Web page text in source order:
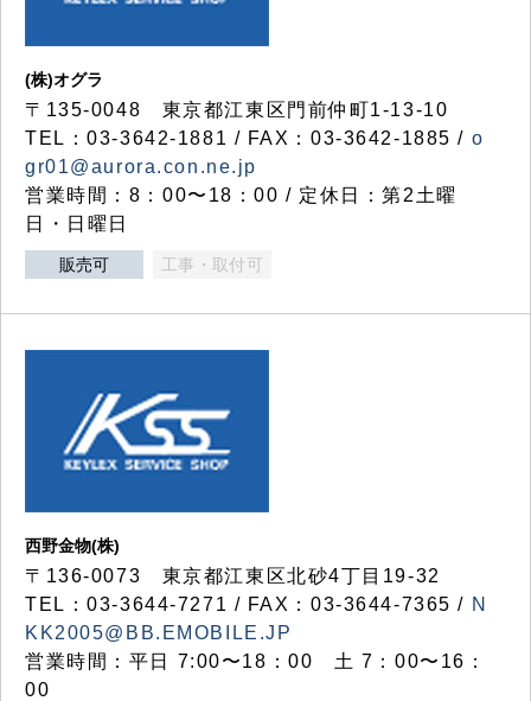
(株)オグラ
〒135-0048 東京都江東区門前仲町1-13-10
TEL：03-3642-1881 / FAX：03-3642-1885 / o
gr01@aurora.con.ne.jp
営業時間：8：00〜18：00 / 定休日：第2土曜
日・日曜日
販売可 工事・取付可
西野金物(株)
〒136-0073 東京都江東区北砂4丁目19-32
TEL：03‐3644‐7271 / FAX：03-3644-7365 / N
KK2005@BB.EMOBILE.JP
営業時間：平日 7:00〜18：00 土 7：00〜16：
00